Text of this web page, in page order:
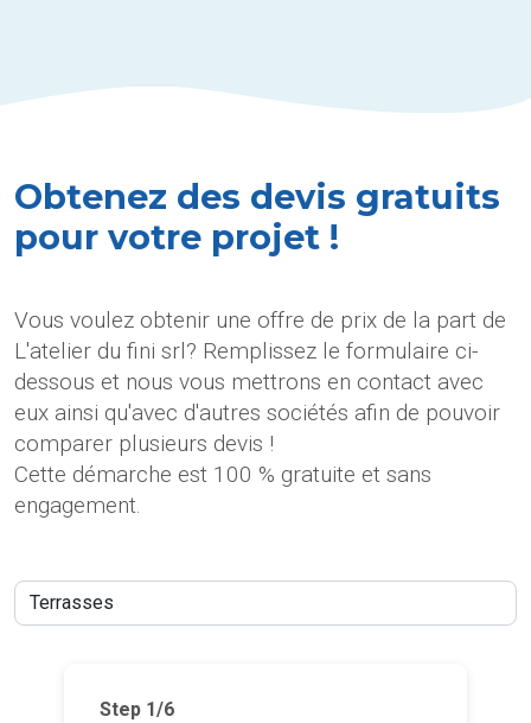
Obtenez des devis gratuits
pour votre projet !
Vous voulez obtenir une offre de prix de la part de
L'atelier du fini srl? Remplissez le formulaire ci-
dessous et nous vous mettrons en contact avec
eux ainsi qu'avec d'autres sociétés afin de pouvoir
comparer plusieurs devis !
Cette démarche est 100 % gratuite et sans
engagement.
Step 1/6